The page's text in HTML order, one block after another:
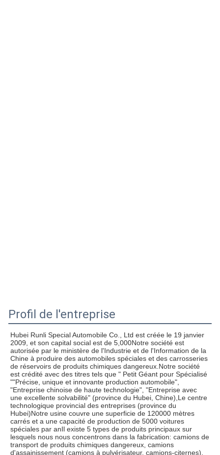
Profil de l'entreprise
Hubei Runli Special Automobile Co., Ltd est créée le 19 janvier
2009, et son capital social est de 5,000Notre société est
autorisée par le ministère de l'Industrie et de l'Information de la
Chine à produire des automobiles spéciales et des carrosseries
de réservoirs de produits chimiques dangereux.Notre société
est crédité avec des titres tels que " Petit Géant pour Spécialisé
""Précise, unique et innovante production automobile",
"Entreprise chinoise de haute technologie", "Entreprise avec
une excellente solvabilité" (province du Hubei, Chine),Le centre
technologique provincial des entreprises (province du
Hubei)Notre usine couvre une superficie de 120000 mètres
carrés et a une capacité de production de 5000 voitures
spéciales par anIl existe 5 types de produits principaux sur
lesquels nous nous concentrons dans la fabrication: camions de
transport de produits chimiques dangereux, camions
d'assainissement (camions à pulvérisateur, camions-citernes),